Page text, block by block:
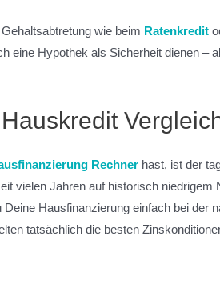
wie beim Ratenkredit
eine Hypothek als Sicherheit dienen –
Rechner hast, ist der
vielen Jahren auf historisch
Hausfinanzierung einfach bei der
tatsächlich die besten